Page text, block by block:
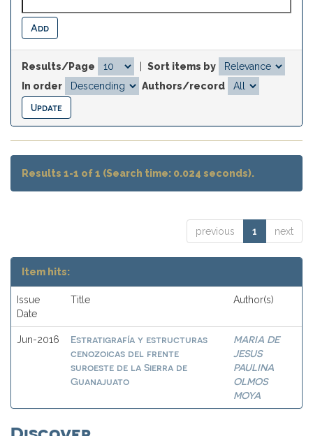
Results/Page
Sort items by
In order
Authors/record
Results 1-1 of 1 (Search time: 0.024 seconds).
previous 1 next
Item hits:
Issue
Date
Title Author(s)
Jun-2016
Estratigrafía y estructuras
cenozoicas del frente
suroeste de la Sierra de
Guanajuato
MARIA DE
JESUS
PAULINA
OLMOS
MOYA
Discover